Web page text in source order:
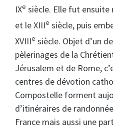
IXe siècle. Elle fut
et le XIIIe siècle, puis
XVIIIe siècle. Objet d’un
pèlerinages de la
Jérusalem et de Rome,
centres de dévotion
Compostelle forment
d’itinéraires de
France mais aussi une